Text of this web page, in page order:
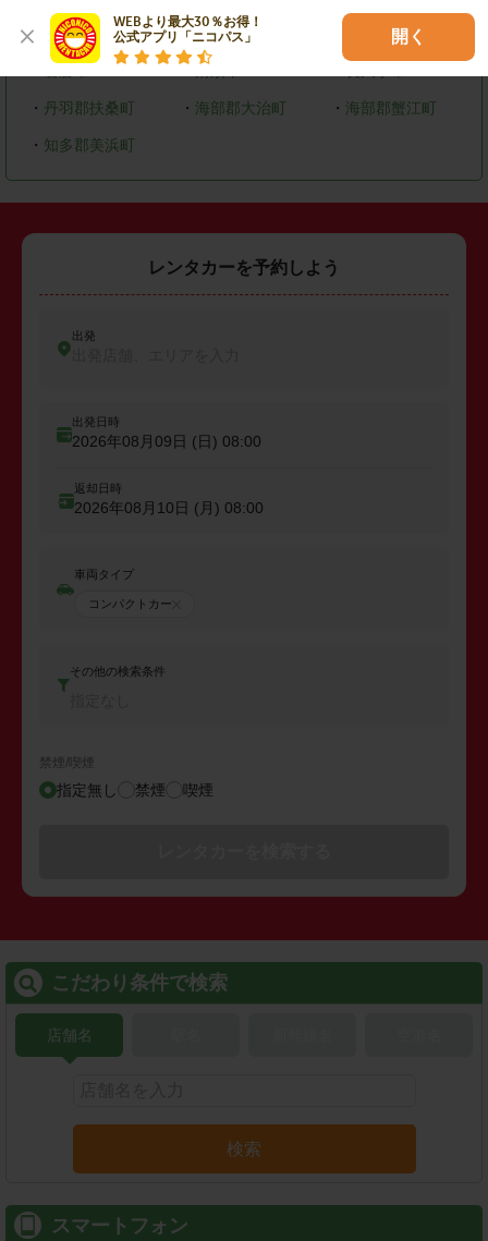
WEBより最大30％お得！
公式アプリ「ニコパス」
開く
・ 大府市 ・知多市 尾張旭市
・ 丹羽郡扶桑町 ・ 海部郡大治町 ・ 海部郡蟹江町
・ 知多郡美浜町
レンタカーを予約しよう
出発
出発日時
2026年08月09日 (日) 08:00
返却日時
2026年08月10日 (月) 08:00
車両タイプ
コンパクトカー
その他の検索条件
禁煙/喫煙
指定無し 禁煙 喫煙
こだわり条件で検索
店舗名
検索
スマートフォン